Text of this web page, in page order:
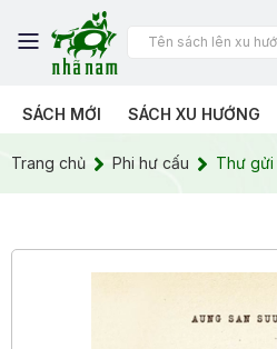
SÁCH MỚI SÁCH XU HƯỚNG
Trang chủ Phi hư cấu Thư gửi